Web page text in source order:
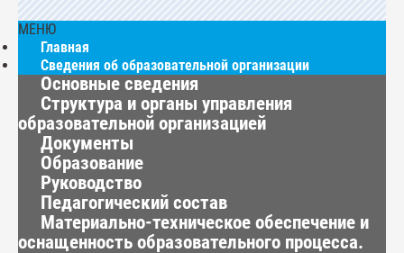
МЕНЮ
Главная
Сведения об образовательной организации
Основные сведения
Структура и органы управления
образовательной организацией
Документы
Образование
Руководство
Педагогический состав
Материально-техническое обеспечение и
оснащенность образовательного процесса.